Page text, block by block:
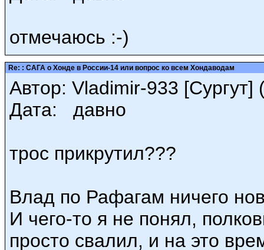
отмечаюсь :-)
Re: : САГА о Хонде в России-14 или вопрос ко всем Хондаводам
Автор: Vladimir-933 [Сургут]
Дата: давно
трос прикрутил???
Влад по Рафагам ничего
И чего-то я не понял,
просто свалил, и на это